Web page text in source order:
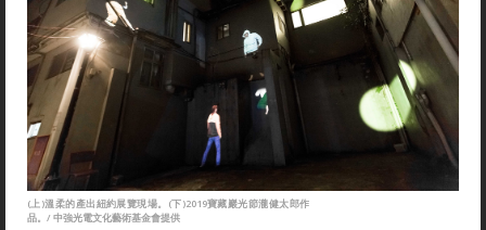
(上)溫柔的產出紐約展覽現場。(下)2019寶藏巖光節瀧健太郎作
品。/ 中強光電文化藝術基金會提供